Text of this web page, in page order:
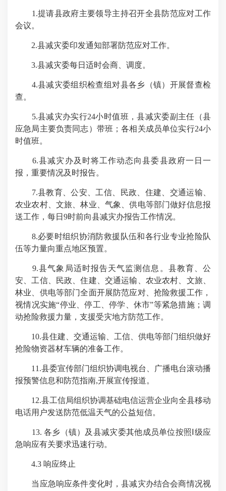
1.提请县政府主要领导主持召开全县防范应对工作
会议。
2.县减灾委印发通知部署防范应对工作。
3.县减灾委每日适时会商、调度。
4.县减灾委组织检查组对县各乡（镇）开展督查检
查。
5.县减灾办实行24小时值班，县减灾委副主任（县
应急局主要负责同志）带班；各相关成员单位实行24小
时值班。
6.县减灾办及时将工作动态向县委县政府一日一
报，重要情况及时报告。
7.县教育、公安、工信、民政、住建、交通运输、
农业农村、文旅、林业、气象、供电等部门做好信息报
送工作，每日9时前向县减灾办报告工作情况。
8.必要时组织协消防救援队伍和各行业专业抢险队
伍等力量向重点地区预置。
9.县气象局适时报告天气监测信息。县教育、公
安、工信、民政、住建、交通运输、农业农村、文旅、
林业、供电等部门全面开展防范应对、抢险救援工作，
视情况实施“停业、停工、停学、休市”等紧急措施；调
动抢险救援力量，支援受灾地方防范工作。
10.县住建、交通运输、工信、供电等部门组织做好
抢险物资器材车辆的准备工作。
11.县委宣传部门组织协调电视台、广播电台滚动播
报预警信息和防范指南,开展宣传报道。
12.县工信局组织协调基础电信运营企业向全县移动
电话用户发送防范低温天气的公益短信。
13. 各乡（镇）及县减灾委其他成员单位按照Ⅰ级应
急响应有关要求迅速行动。
4.3 响应终止
当应急响应条件变化时，县减灾办结合会商情况视